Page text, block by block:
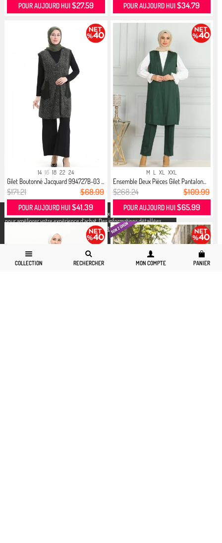
X
Nous utilisons des cookies conformément aux réglementations légales
pour améliorer votre expérience d`achat. Des informations détaillées
peuvent être consultées sur notre page,Politique de cookieset
COLLECTION RECHERCHER MON COMPTE PANIER
POUR AUJOURD HUI $27.59 POUR AUJOURD HUI$34.79
14 16 18 22 24
Gilet Boutonné Jacquard 994727B-03 ...
$171.21 $68.99
POUR AUJOURD HUI$41.39
M L XL XXL
Ensemble Deux Pièces Gilet Pantalon...
$268.24 $109.99
POUR AUJOURD HUI $65.99